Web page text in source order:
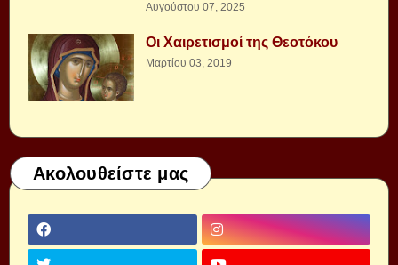
Αυγούστου 07, 2025
Οι Χαιρετισμοί της Θεοτόκου
Μαρτίου 03, 2019
Ακολουθείστε μας